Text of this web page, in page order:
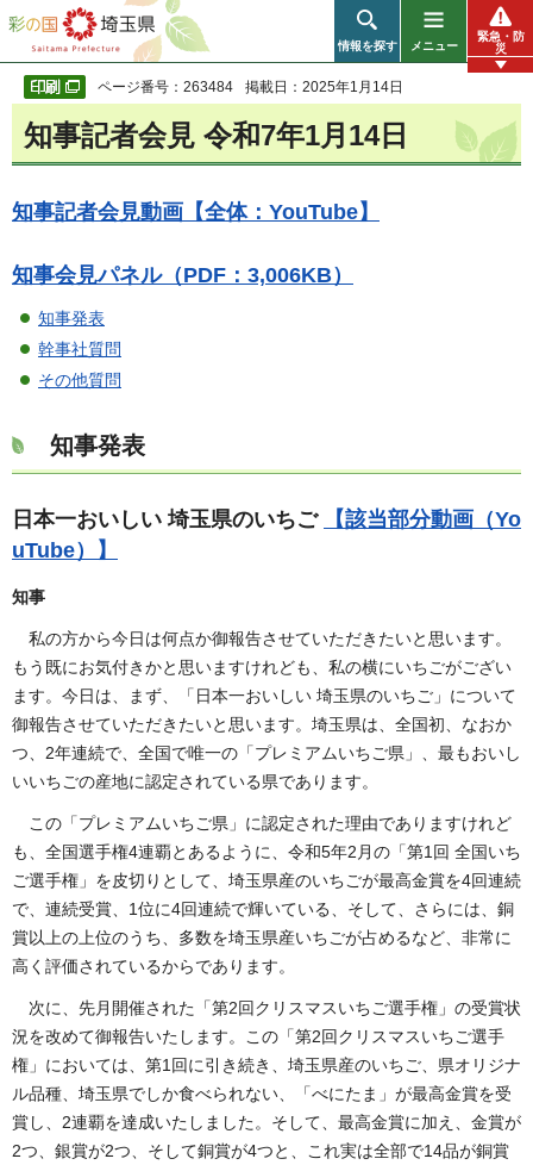
彩の国 埼玉県
情報を探す メニュー
緊急・防
災
ページ番号：263484 掲載日：2025年1月14日
知事記者会見 令和7年1月14日
知事記者会見動画【全体：YouTube】
知事会見パネル（PDF：3,006KB）
知事発表
幹事社質問
その他質問
知事発表
日本一おいしい 埼玉県のいちご
【該当部分動画（Yo
uTube）】
知事
私の方から今日は何点か御報告させていただきたいと思います。
もう既にお気付きかと思いますけれども、私の横にいちごがござい
ます。今日は、まず、「日本一おいしい 埼玉県のいちご」について
御報告させていただきたいと思います。埼玉県は、全国初、なおか
つ、2年連続で、全国で唯一の「プレミアムいちご県」、最もおいし
いいちごの産地に認定されている県であります。
この「プレミアムいちご県」に認定された理由でありますけれど
も、全国選手権4連覇とあるように、令和5年2月の「第1回 全国いち
ご選手権」を皮切りとして、埼玉県産のいちごが最高金賞を4回連続
で、連続受賞、1位に4回連続で輝いている、そして、さらには、銅
賞以上の上位のうち、多数を埼玉県産いちごが占めるなど、非常に
高く評価されているからであります。
次に、先月開催された「第2回クリスマスいちご選手権」の受賞状
況を改めて御報告いたします。この「第2回クリスマスいちご選手
権」においては、第1回に引き続き、埼玉県産のいちご、県オリジナ
ル品種、埼玉県でしか食べられない、「べにたま」が最高金賞を受
賞し、2連覇を達成いたしました。そして、最高金賞に加え、金賞が
2つ、銀賞が2つ、そして銅賞が4つと、これ実は全部で14品が銅賞